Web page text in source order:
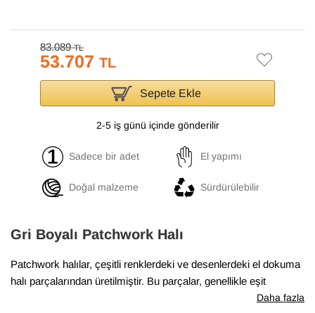
83.089TL
53.707 TL
Sepete Ekle
2-5 iş günü içinde gönderilir
Sadece bir adet El yapımı
Doğal malzeme Sürdürülebilir
Gri Boyalı Patchwork Halı
Patchwork halılar, çeşitli renklerdeki ve desenlerdeki el dokuma
halı parçalarından üretilmiştir. Bu parçalar, genellikle eşit
boyutlarda ve düzenli şekillerde kesilir ve sonra yan yana ve üst
Daha fazla